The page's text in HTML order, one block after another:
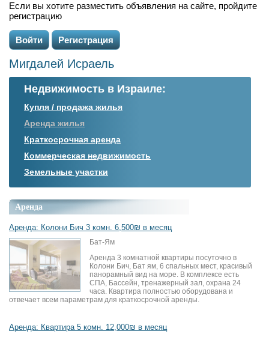
Если вы хотите разместить объявления на сайте, пройдите
регистрацию
Войти Регистрация
Мигдалей Исраель
Недвижимость в Израиле:
Купля / продажа жилья
Аренда жилья
Краткосрочная аренда
Коммерческая недвижимость
Земельные участки
Аренда
Аренда: Колони Бич 3 комн. 6,500₪ в месяц
Бат-Ям
Аренда 3 комнатной квартиры посуточно в
Колони Бич, Бат ям, 6 спальных мест, красивый
панорамный вид на море. В комплексе есть
СПА, Бассейн, тренажерный зал, охрана 24
часа. Квартира полностью оборудована и
отвечает всем параметрам для краткосрочной аренды.
Аренда: Квартира 5 комн. 12,000₪ в месяц